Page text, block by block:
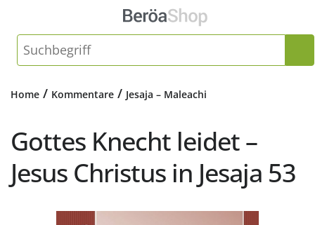
Home / Kommentare / Jesaja – Maleachi
Gottes Knecht leidet –
Jesus Christus in Jesaja 53